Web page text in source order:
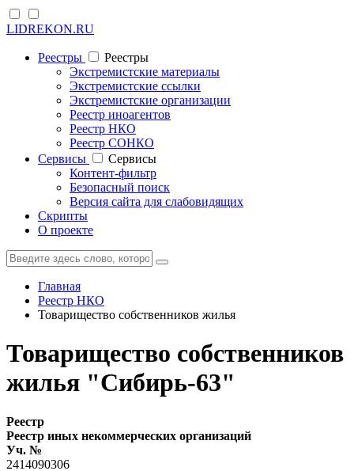
LIDREKON.RU
Реестры
Реестры
Экстремистские материалы
Экстремистские ссылки
Экстремистские организации
Реестр иноагентов
Реестр НКО
Реестр СОНКО
Cервисы
Cервисы
Контент-фильтр
Безопасный поиск
Версия сайта для слабовидящих
Скрипты
О проекте
Главная
Реестр НКО
Товарищество собственников жилья
Товарищество собственников
жилья "Сибирь-63"
Реестр
Реестр иных некоммерческих организаций
Уч. №
2414090306